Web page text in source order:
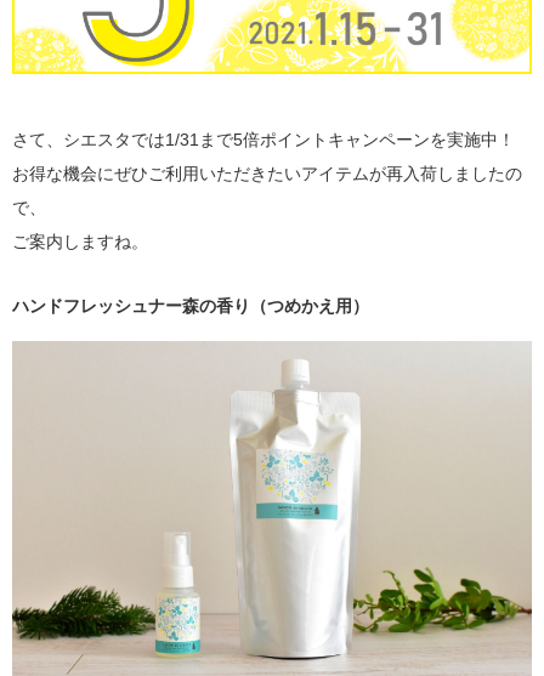
さて、シエスタでは1/31まで5倍ポイントキャンペーンを実施中！
お得な機会にぜひご利用いただきたいアイテムが再入荷しましたの
で、
ご案内しますね。
ハンドフレッシュナー森の香り（つめかえ用）